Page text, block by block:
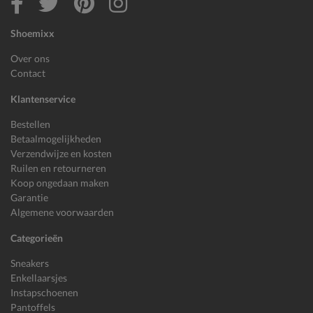
Shoemixx
Over ons
Contact
Klantenservice
Bestellen
Betaalmogelijkheden
Verzendwijze en kosten
Ruilen en retourneren
Koop ongedaan maken
Garantie
Algemene voorwaarden
Categorieën
Sneakers
Enkellaarsjes
Instapschoenen
Pantoffels